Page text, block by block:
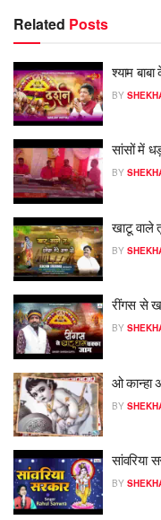
Related Posts
श्याम
BY
सांसों में
BY
खाटू वाले
BY
रींगस से
BY
ओ कान्हा
BY
सांवरिया
BY